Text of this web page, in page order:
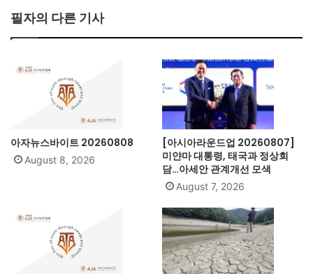
필자의 다른 기사
아자뉴스바이트 20260808
August 8, 2026
[아시아라운드업 20260807]
미얀마 대통령, 태국과 정상회
담…아세안 관계개선 모색
August 7, 2026